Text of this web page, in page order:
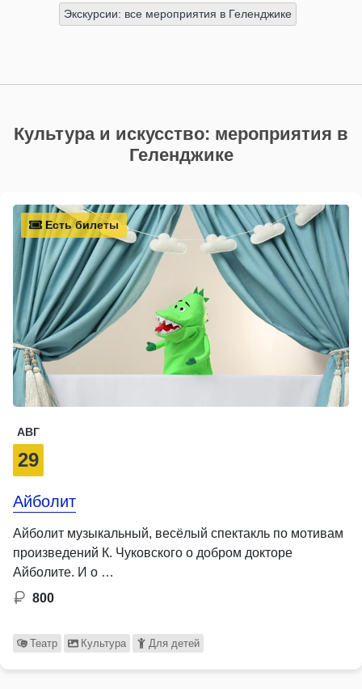
Экскурсии: все мероприятия в Геленджике
Культура и искусство: мероприятия в
Геленджике
Есть билеты
АВГ
29
Айболит
Айболит музыкальный, весёлый спектакль по мотивам
произведений К. Чуковского о добром докторе
Айболите. И о …
800
Театр Культура Для детей